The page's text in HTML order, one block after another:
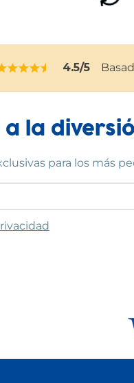
4.5/5
a la
para los más